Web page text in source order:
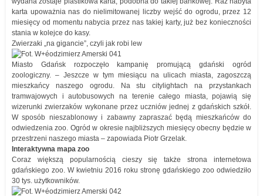
karta upoważnia nas do nielimitowanej liczby wejść do ogrodu, przez 12
miesięcy od momentu nabycia przez nas takiej karty, już bez konieczności
stania w kolejce do kasy.
Zwierzaki „na gigancie”, czyli jak robi lew
Miasto Gdańsk rozpoczęło kampanię promującą gdański ogród
zoologiczny. – Jeszcze w tym miesiącu na ulicach miasta, zagoszczą
mieszkańcy naszego ogrodu. Na stu citylightach na przystankach
tramwajowych i autobusowych na terenie całego miasta, pojawią się
wizerunki zwierzaków wykonane przez uczniów jednej z gdańskich szkół.
W sposób nieszablonowy i zabawny zapraszać będą mieszkańców do
odwiedzenia zoo. Ogród w okresie najbliższych miesięcy obecny będzie w
przestrzeni naszego miasta – zapowiada Piotr Grzelak.
Interaktywna mapa zoo
Coraz większą popularnością cieszy się także strona internetowa
gdańskiego zoo. W kwietniu 2016 roku stronę gdańskiego zoo odwiedziło
30 tys. użytkowników.